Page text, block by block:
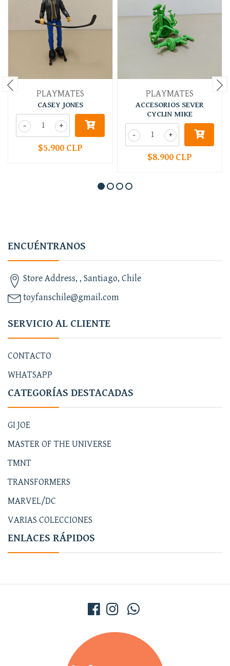
PLAYMATES
CASEY JONES
+
-
$5.900 CLP
PLAYMATES
ACCESORIOS SEVER
CYCLIN MIKE
+
-
$8.900 CLP
ENCUÉNTRANOS
Store Address, , Santiago, Chile
toyfanschile@gmail.com
SERVICIO AL CLIENTE
CONTACTO
WHATSAPP
CATEGORÍAS DESTACADAS
GI JOE
MASTER OF THE UNIVERSE
TMNT
TRANSFORMERS
MARVEL/DC
VARIAS COLECCIONES
ENLACES RÁPIDOS